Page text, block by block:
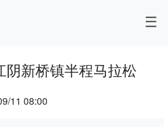
阴新桥镇半程马拉松
11 08:00